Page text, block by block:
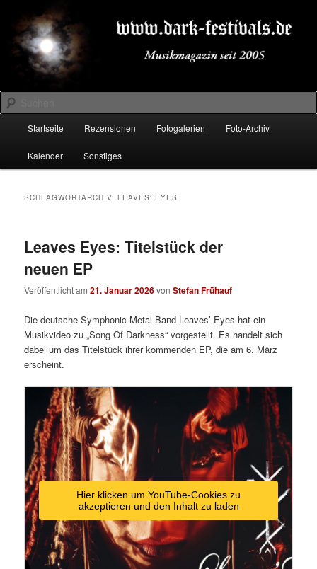
primären
Inhalt
springen
sekundären
Inhalt
springenDARK-FESTIVALS.DE
Suchen
Startseite Rezensionen Fotogalerien Foto-Archiv
Kalender Sonstiges
SCHLAGWORTARCHIV:LEAVES‘ EYES
Leaves Eyes: Titelstück der
neuen EP
Veröffentlicht am21. Januar 2026vonStefan Frühauf
Die deutsche Symphonic-Metal-Band Leaves’ Eyes hat ein
Musikvideo zu „Song Of Darkness“ vorgestellt. Es handelt sich
dabei um das Titelstück ihrer kommenden EP, die am 6. März
erscheint.
Hier klicken um YouTube-Cookies zu
akzeptieren und den Inhalt zu laden